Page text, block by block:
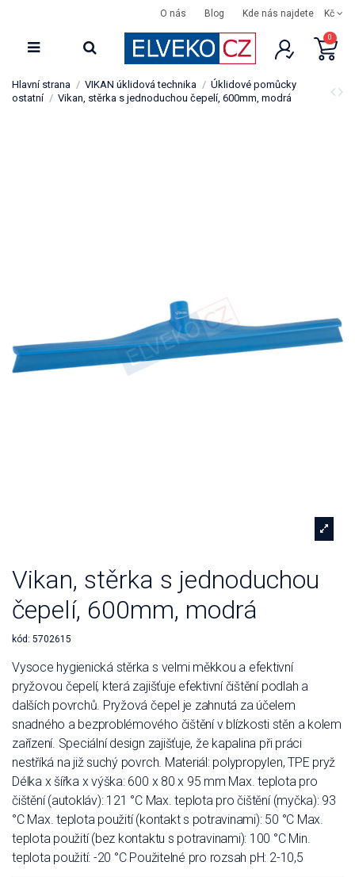
O nás Blog Kde nás najdete Kč
0
Hlavní strana VIKAN úklidová technika
Úklidové pomůcky
ostatní
Vikan, stěrka s jednoduchou čepelí, 600mm, modrá
Vikan, stěrka s jednoduchou
čepelí, 600mm, modrá
kód: 5702615
Vysoce hygienická stěrka s velmi měkkou a efektivní
pryžovou čepelí, která zajišťuje efektivní čištění podlah a
dalších povrchů. Pryžová čepel je zahnutá za účelem
snadného a bezproblémového čištění v blízkosti stěn a kolem
zařízení. Speciální design zajišťuje, že kapalina při práci
nestříká na již suchý povrch. Materiál: polypropylen, TPE pryž
Délka x šířka x výška: 600 x 80 x 95 mm Max. teplota pro
čištění (autokláv): 121 °C Max. teplota pro čištění (myčka): 93
°C Max. teplota použití (kontakt s potravinami): 50 °C Max.
teplota použití (bez kontaktu s potravinami): 100 °C Min.
teplota použití: -20 °C Použitelné pro rozsah pH: 2-10,5